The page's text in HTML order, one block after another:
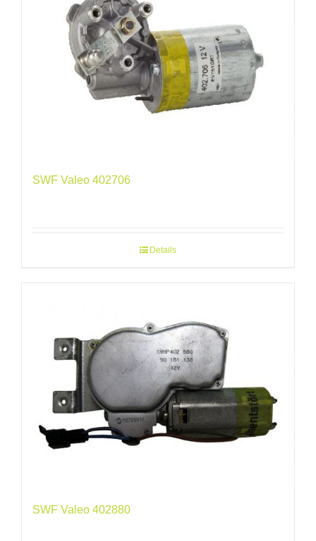
SWF Valeo 402706
Details
SWF Valeo 402880